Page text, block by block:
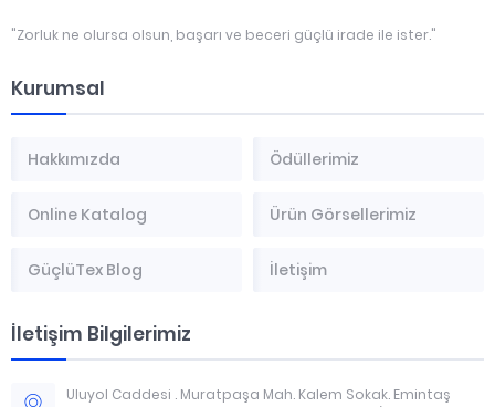
"Zorluk ne olursa olsun, başarı ve beceri güçlü irade ile ister."
Kurumsal
Hakkımızda Ödüllerimiz
Online Katalog Ürün Görsellerimiz
GüçlüTex Blog İletişim
İletişim Bilgilerimiz
Uluyol Caddesi . Muratpaşa Mah. Kalem Sokak. Emintaş